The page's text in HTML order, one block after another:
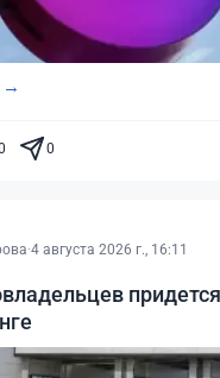
→
0
·4 августа 2026 г., 16:11